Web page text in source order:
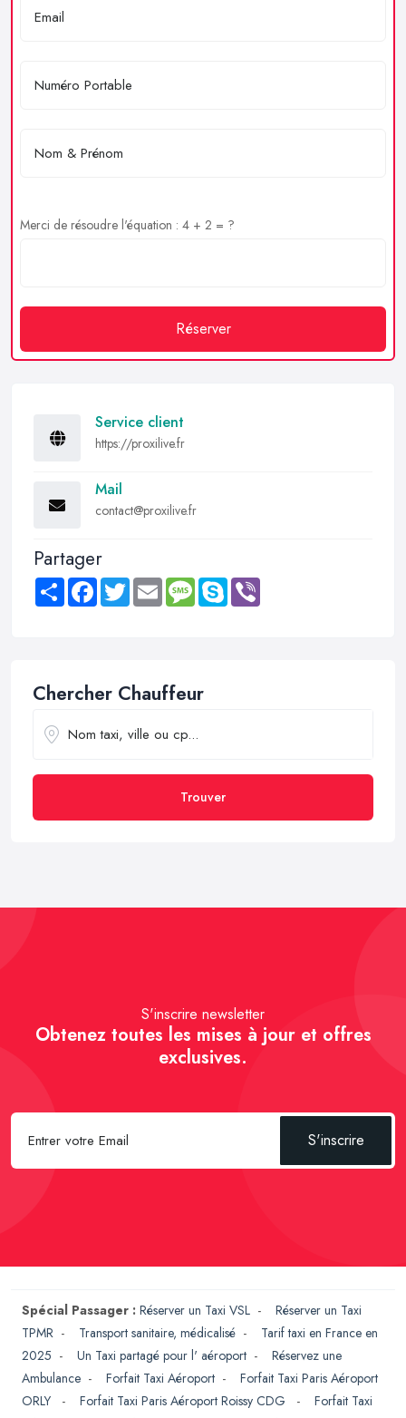
Merci de résoudre l'équation : 4 + 2 = ?
Réserver
Service client
https://proxilive.fr
Mail
contact@proxilive.fr
Partager
Share FacebookTwitter Email MessageSkype
Chercher Chauffeur
Trouver
S'inscrire newsletter
Obtenez toutes les mises à jour et offres
exclusives.
S'inscrire
Spécial Passager : Réserver un Taxi VSL - Réserver un Taxi
TPMR - Transport sanitaire, médicalisé - Tarif taxi en France en
2025 - Un Taxi partagé pour l' aéroport - Réservez une
Ambulance - Forfait Taxi Aéroport - Forfait Taxi Paris Aéroport
ORLY
- Forfait Taxi Paris Aéroport Roissy CDG - Forfait Taxi